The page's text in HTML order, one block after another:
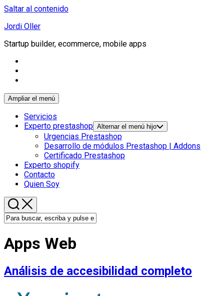
Saltar al contenido
Jordi Oller
Startup builder, ecommerce, mobile apps
Ampliar el menú
Servicios
Experto prestashop Alternar el menú hijo
Urgencias Prestashop
Desarrollo de módulos Prestashop | Addons
Certificado Prestashop
Experto shopify
Contacto
Quien Soy
Apps Web
Análisis de accesibilidad completo